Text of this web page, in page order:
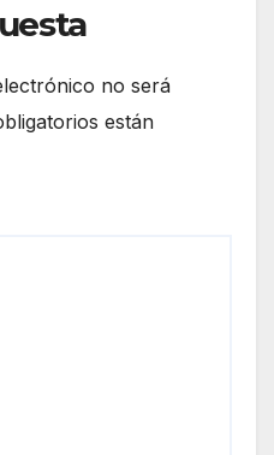
no será
están